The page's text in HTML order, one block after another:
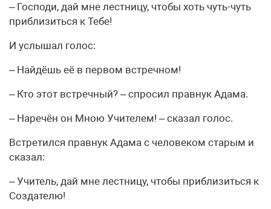
– Господи, дай мне лестницу, чтобы хоть чуть-чуть
приблизиться к Тебе!
И услышал голос:
– Найдёшь её в первом встречном!
– Кто этот встречный? – спросил правнук Адама.
– Наречён он Мною Учителем! – сказал голос.
Встретился правнук Адама с человеком старым и
сказал:
– Учитель, дай мне лестницу, чтобы приблизиться к
Создателю!